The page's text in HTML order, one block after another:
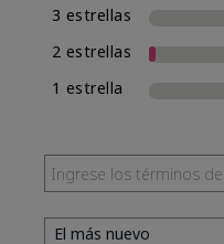
3 estrellas
2 estrellas
1 estrella